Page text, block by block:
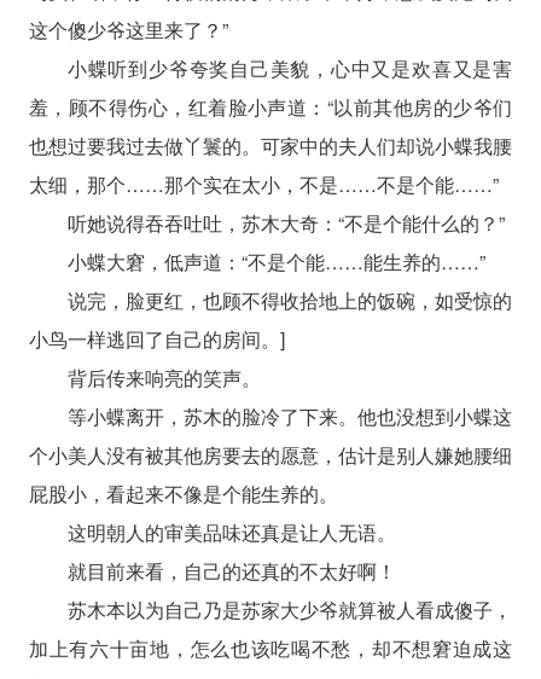
这个傻少爷这里来了？”
小蝶听到少爷夸奖自己美貌，心中又是欢喜又是害
羞，顾不得伤心，红着脸小声道：“以前其他房的少爷们
也想过要我过去做丫鬟的。可家中的夫人们却说小蝶我腰
太细，那个……那个实在太小，不是……不是个能……”
听她说得吞吞吐吐，苏木大奇：“不是个能什么的？”
小蝶大窘，低声道：“不是个能……能生养的……”
说完，脸更红，也顾不得收拾地上的饭碗，如受惊的
小鸟一样逃回了自己的房间。]
背后传来响亮的笑声。
等小蝶离开，苏木的脸冷了下来。他也没想到小蝶这
个小美人没有被其他房要去的愿意，估计是别人嫌她腰细
屁股小，看起来不像是个能生养的。
这明朝人的审美品味还真是让人无语。
就目前来看，自己的还真的不太好啊！
苏木本以为自己乃是苏家大少爷就算被人看成傻子，
加上有六十亩地，怎么也该吃喝不愁，却不想窘迫成这